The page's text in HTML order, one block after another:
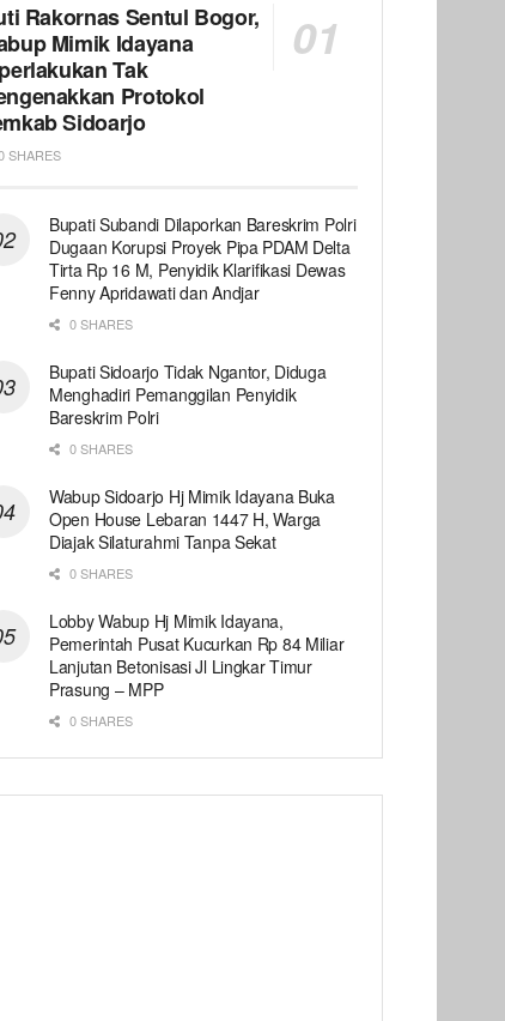
Rakornas Sentul Bogor,
Mimik Idayana
Tak
Protokol
Sidoarjo
SHARES
Bupati Subandi Dilaporkan Bareskrim Polri
Dugaan Korupsi Proyek Pipa PDAM Delta
Tirta Rp 16 M, Penyidik Klarifikasi Dewas
Fenny Apridawati dan Andjar
0 SHARES
Bupati Sidoarjo Tidak Ngantor, Diduga
Menghadiri Pemanggilan Penyidik
Bareskrim Polri
0 SHARES
Wabup Sidoarjo Hj Mimik Idayana Buka
Open House Lebaran 1447 H, Warga
Diajak Silaturahmi Tanpa Sekat
0 SHARES
Lobby Wabup Hj Mimik Idayana,
Pemerintah Pusat Kucurkan Rp 84 Miliar
Lanjutan Betonisasi Jl Lingkar Timur
Prasung – MPP
0 SHARES